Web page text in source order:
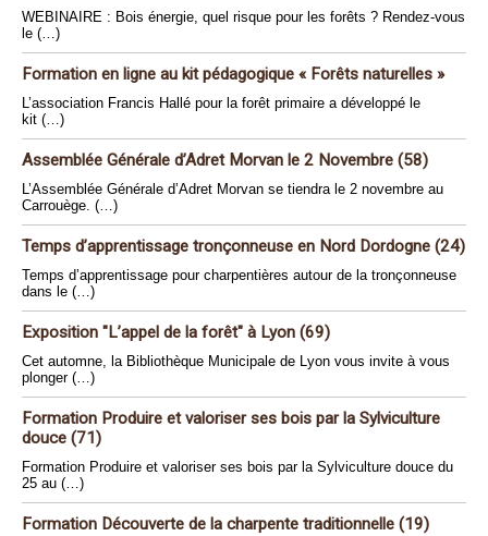
WEBINAIRE : Bois énergie, quel risque pour les forêts ? Rendez-vous
le (…)
Formation en ligne au kit pédagogique « Forêts naturelles »
L’association Francis Hallé pour la forêt primaire a développé le
kit (…)
Assemblée Générale d’Adret Morvan le 2 Novembre (58)
L’Assemblée Générale d’Adret Morvan se tiendra le 2 novembre au
Carrouège. (…)
Temps d’apprentissage tronçonneuse en Nord Dordogne (24)
Temps d’apprentissage pour charpentières autour de la tronçonneuse
dans le (…)
Exposition "L’appel de la forêt" à Lyon (69)
Cet automne, la Bibliothèque Municipale de Lyon vous invite à vous
plonger (…)
Formation Produire et valoriser ses bois par la Sylviculture
douce (71)
Formation Produire et valoriser ses bois par la Sylviculture douce du
25 au (…)
Formation Découverte de la charpente traditionnelle (19)